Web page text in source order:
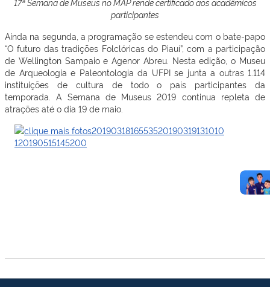
participantes
Ainda na segunda, a programação se estendeu com o bate-papo
“O futuro das tradições Folclóricas do Piauí”, com a participação
de Wellington Sampaio e Agenor Abreu. Nesta edição,o Museu
de Arqueologia e Paleontologia da UFPI se junta a outras 1.114
instituições de cultura de todo o país participantes da
temporada. A Semana de Museus 2019 continua repleta de
atrações até o dia 19 de maio.